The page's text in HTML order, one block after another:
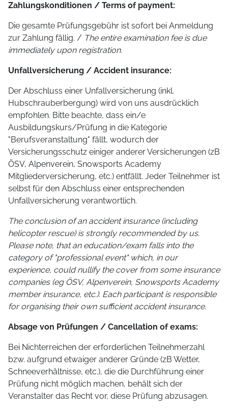
Zahlungskonditionen / Terms of payment:
Die gesamte Prüfungsgebühr ist sofort bei Anmeldung
zur Zahlung fällig. / The entire examination fee is due
immediately upon registration.
Unfallversicherung / Accident insurance:
Der Abschluss einer Unfallversicherung (inkl.
Hubschrauberbergung) wird von uns ausdrücklich
empfohlen. Bitte beachte, dass ein/e
Ausbildungskurs/Prüfung in die Kategorie
"Berufsveranstaltung" fällt, wodurch der
Versicherungsschutz einiger anderer Versicherungen (zB
ÖSV, Alpenverein, Snowsports Academy
Mitgliederversicherung, etc.) entfällt. Jeder Teilnehmer ist
selbst für den Abschluss einer entsprechenden
Unfallversicherung verantwortlich.
The conclusion of an accident insurance (including
helicopter rescue) is strongly recommended by us.
Please note, that an education/exam falls into the
category of "professional event" which, in our
experience, could nullify the cover from some insurance
companies (eg ÖSV, Alpenverein, Snowsports Academy
member insurance, etc.). Each participant is responsible
for organising their own sufficient accident insurance.
Absage von Prüfungen / Cancellation of exams:
Bei Nichterreichen der erforderlichen Teilnehmerzahl
bzw. aufgrund etwaiger anderer Gründe (zB Wetter,
Schneeverhältnisse, etc.), die die Durchführung einer
Prüfung nicht möglich machen, behält sich der
Veranstalter das Recht vor, diese Prüfung abzusagen.